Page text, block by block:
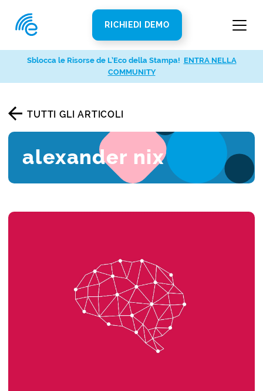
RICHIEDI DEMO
TUTTI GLI ARTICOLI
alexander nix
Sblocca le Risorse de L’Eco della Stampa! ENTRA NELLA
COMMUNITY